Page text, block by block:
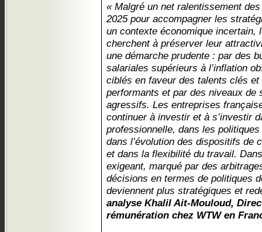
« Malgré un net ralentissement
2025 pour accompagner les
un contexte économique
cherchent à préserver leur
une démarche prudente : par des
salariales supérieurs à l’inflation
ciblés en faveur des talents clés
performants et par des niveaux de
agressifs. Les entreprises
continuer à investir et à s’investir
professionnelle, dans les
dans l’évolution des dispositifs de
et dans la flexibilité du travail.
exigeant, marqué par des
décisions en termes de politiques
deviennent plus stratégiques et
analyse Khalil Ait-Mouloud,
rémunération chez WTW en